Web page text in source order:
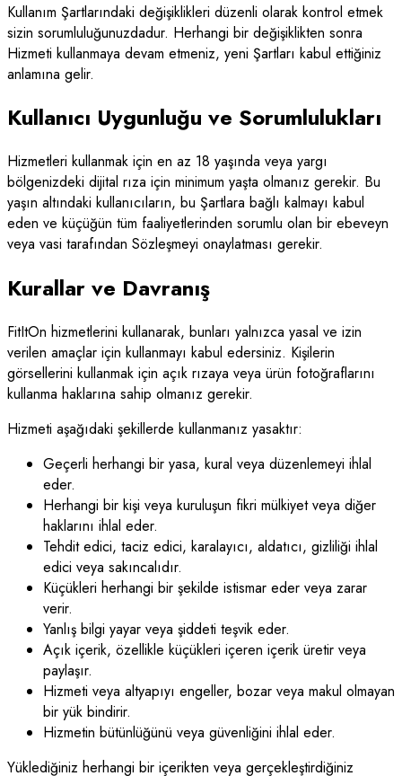
Kullanım Şartlarındaki değişiklikleri düzenli olarak kontrol etmek
sizin sorumluluğunuzdadur. Herhangi bir değişiklikten sonra
Hizmeti kullanmaya devam etmeniz, yeni Şartları kabul ettiğiniz
anlamına gelir.
Kullanıcı Uygunluğu ve Sorumlulukları
Hizmetleri kullanmak için en az 18 yaşında veya yargı
bölgenizdeki dijital rıza için minimum yaşta olmanız gerekir. Bu
yaşın altındaki kullanıcıların, bu Şartlara bağlı kalmayı kabul
eden ve küçüğün tüm faaliyetlerinden sorumlu olan bir ebeveyn
veya vasi tarafından Sözleşmeyi onaylatması gerekir.
Kurallar ve Davranış
FitItOn hizmetlerini kullanarak, bunları yalnızca yasal ve izin
verilen amaçlar için kullanmayı kabul edersiniz. Kişilerin
görsellerini kullanmak için açık rızaya veya ürün fotoğraflarını
kullanma haklarına sahip olmanız gerekir.
Hizmeti aşağıdaki şekillerde kullanmanız yasaktır:
Geçerli herhangi bir yasa, kural veya düzenlemeyi ihlal
eder.
Herhangi bir kişi veya kuruluşun fikri mülkiyet veya diğer
haklarını ihlal eder.
Tehdit edici, taciz edici, karalayıcı, aldatıcı, gizliliği ihlal
edici veya sakıncalıdır.
Küçükleri herhangi bir şekilde istismar eder veya zarar
verir.
Yanlış bilgi yayar veya şiddeti teşvik eder.
Açık içerik, özellikle küçükleri içeren içerik üretir veya
paylaşır.
Hizmeti veya altyapıyı engeller, bozar veya makul olmayan
bir yük bindirir.
Hizmetin bütünlüğünü veya güvenliğini ihlal eder.
Yüklediğiniz herhangi bir içerikten veya gerçekleştirdiğiniz